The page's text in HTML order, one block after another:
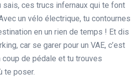
sais, ces trucs infernaux qui te font
un vélo électrique, tu contournes
en un rien de temps ! Et dis
car se garer pour un VAE, c’est
coup de pédale et tu trouves
te poser.